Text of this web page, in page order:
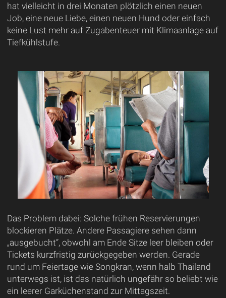
hat vielleicht in drei Monaten plötzlich einen neuen
Job, eine neue Liebe, einen neuen Hund oder einfach
keine Lust mehr auf Zugabenteuer mit Klimaanlage auf
Tiefkühlstufe.
Das Problem dabei: Solche frühen Reservierungen
blockieren Plätze. Andere Passagiere sehen dann
„ausgebucht“, obwohl am Ende Sitze leer bleiben oder
Tickets kurzfristig zurückgegeben werden. Gerade
rund um Feiertage wie Songkran, wenn halb Thailand
unterwegs ist, ist das natürlich ungefähr so beliebt wie
ein leerer Garküchenstand zur Mittagszeit.